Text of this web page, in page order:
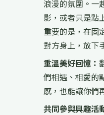
浪漫的氛圍。一
影，或者只是點
重要的是，在固
對方身上，放下
重溫美好回憶：
們相遇、相愛的
感，也能讓你們
共同參與興趣活